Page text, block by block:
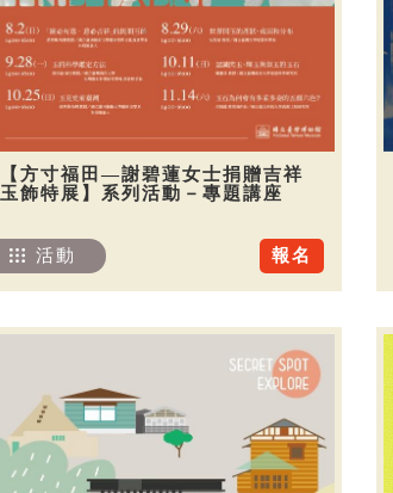
【方寸福田—謝碧蓮女士捐贈吉祥
玉飾特展】系列活動－專題講座
報名
活動